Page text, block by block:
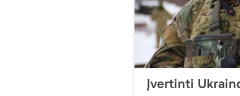
Įvertinti